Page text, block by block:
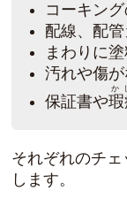
コーキン
配線、配
まわりに
汚れや傷
保証書や
か
それぞれのチ
します。